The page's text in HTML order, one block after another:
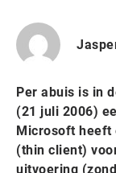
Per abuis is in
(21 juli 2006)
Microsoft heeft
(thin client)
uitvoering